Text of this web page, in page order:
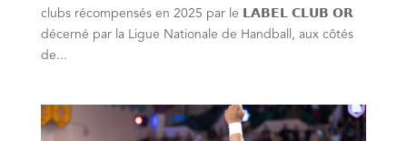
clubs récompensés en 2025 par le 𝗟𝗔𝗕𝗘𝗟 𝗖𝗟𝗨𝗕 𝗢𝗥
décerné par la Ligue Nationale de Handball, aux côtés
de...